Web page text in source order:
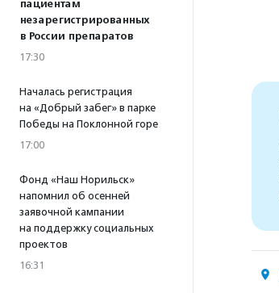
пациентам
незарегистрированных
в России препаратов
17:30
Началась регистрация
на «Добрый забег» в парке
Победы на Поклонной горе
17:00
Фонд «Наш Норильск»
напомнил об осенней
заявочной кампании
на поддержку социальных
проектов
16:31